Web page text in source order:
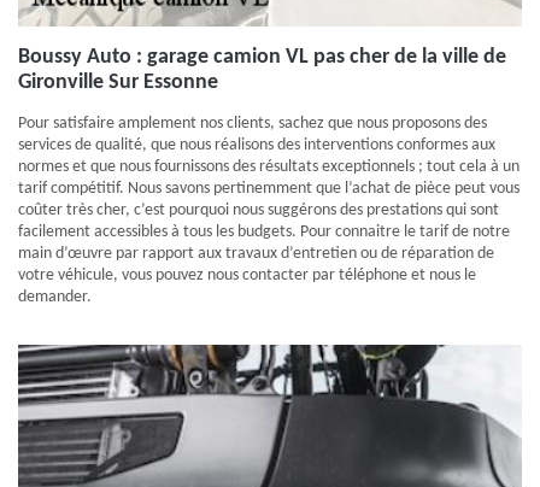
Boussy Auto : garage camion VL pas cher de la ville de
Gironville Sur Essonne
Pour satisfaire amplement nos clients, sachez que nous proposons des
services de qualité, que nous réalisons des interventions conformes aux
normes et que nous fournissons des résultats exceptionnels ; tout cela à un
tarif compétitif. Nous savons pertinemment que l’achat de pièce peut vous
coûter très cher, c’est pourquoi nous suggérons des prestations qui sont
facilement accessibles à tous les budgets. Pour connaitre le tarif de notre
main d’œuvre par rapport aux travaux d’entretien ou de réparation de
votre véhicule, vous pouvez nous contacter par téléphone et nous le
demander.